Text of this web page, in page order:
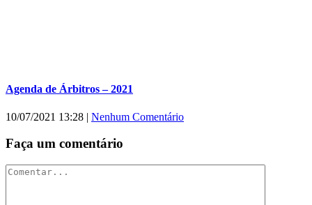
Agenda de Árbitros – 2021
10/07/2021 13:28 | Nenhum Comentário
Faça um comentário
Comentar